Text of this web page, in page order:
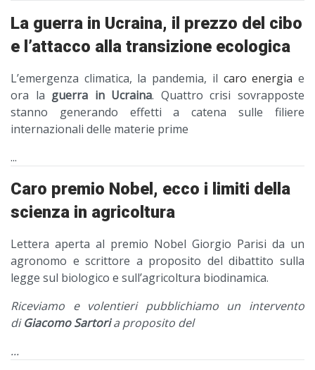
La guerra in Ucraina, il prezzo del cibo
e l’attacco alla transizione ecologica
L’emergenza climatica, la pandemia, il caro energia e
ora la guerra in Ucraina. Quattro crisi sovrapposte
stanno generando effetti a catena sulle filiere
internazionali delle materie prime
...
Caro premio Nobel, ecco i limiti della
scienza in agricoltura
Lettera aperta al premio Nobel Giorgio Parisi da un
agronomo e scrittore a proposito del dibattito sulla
legge sul biologico e sull’agricoltura biodinamica.
Riceviamo e volentieri pubblichiamo un intervento
di Giacomo Sartori a proposito del
...